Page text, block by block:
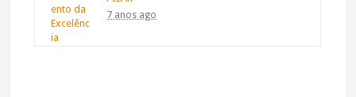
7 anos ago